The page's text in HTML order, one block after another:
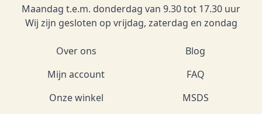
Maandag t.e.m. donderdag van 9.30 tot 17.30 uur
Wij zijn gesloten op vrijdag, zaterdag en zondag
Over ons
Mijn account
Onze winkel
Blog
FAQ
MSDS